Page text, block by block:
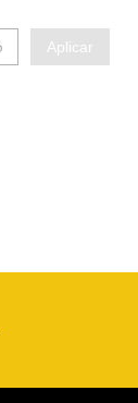
Aplicar